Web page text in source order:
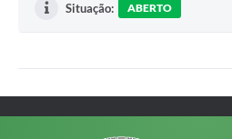
Situação: ABERTO